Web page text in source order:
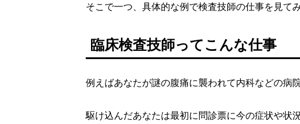
そこで一つ、具体的な例で検査技師の仕事を見て
臨床検査技師ってこんな仕事
例えばあなたが謎の腹痛に襲われて内科などの病
駆け込んだあなたは最初に問診票に今の症状や状